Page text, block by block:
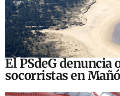
El PSdeG denuncia
socorristas en